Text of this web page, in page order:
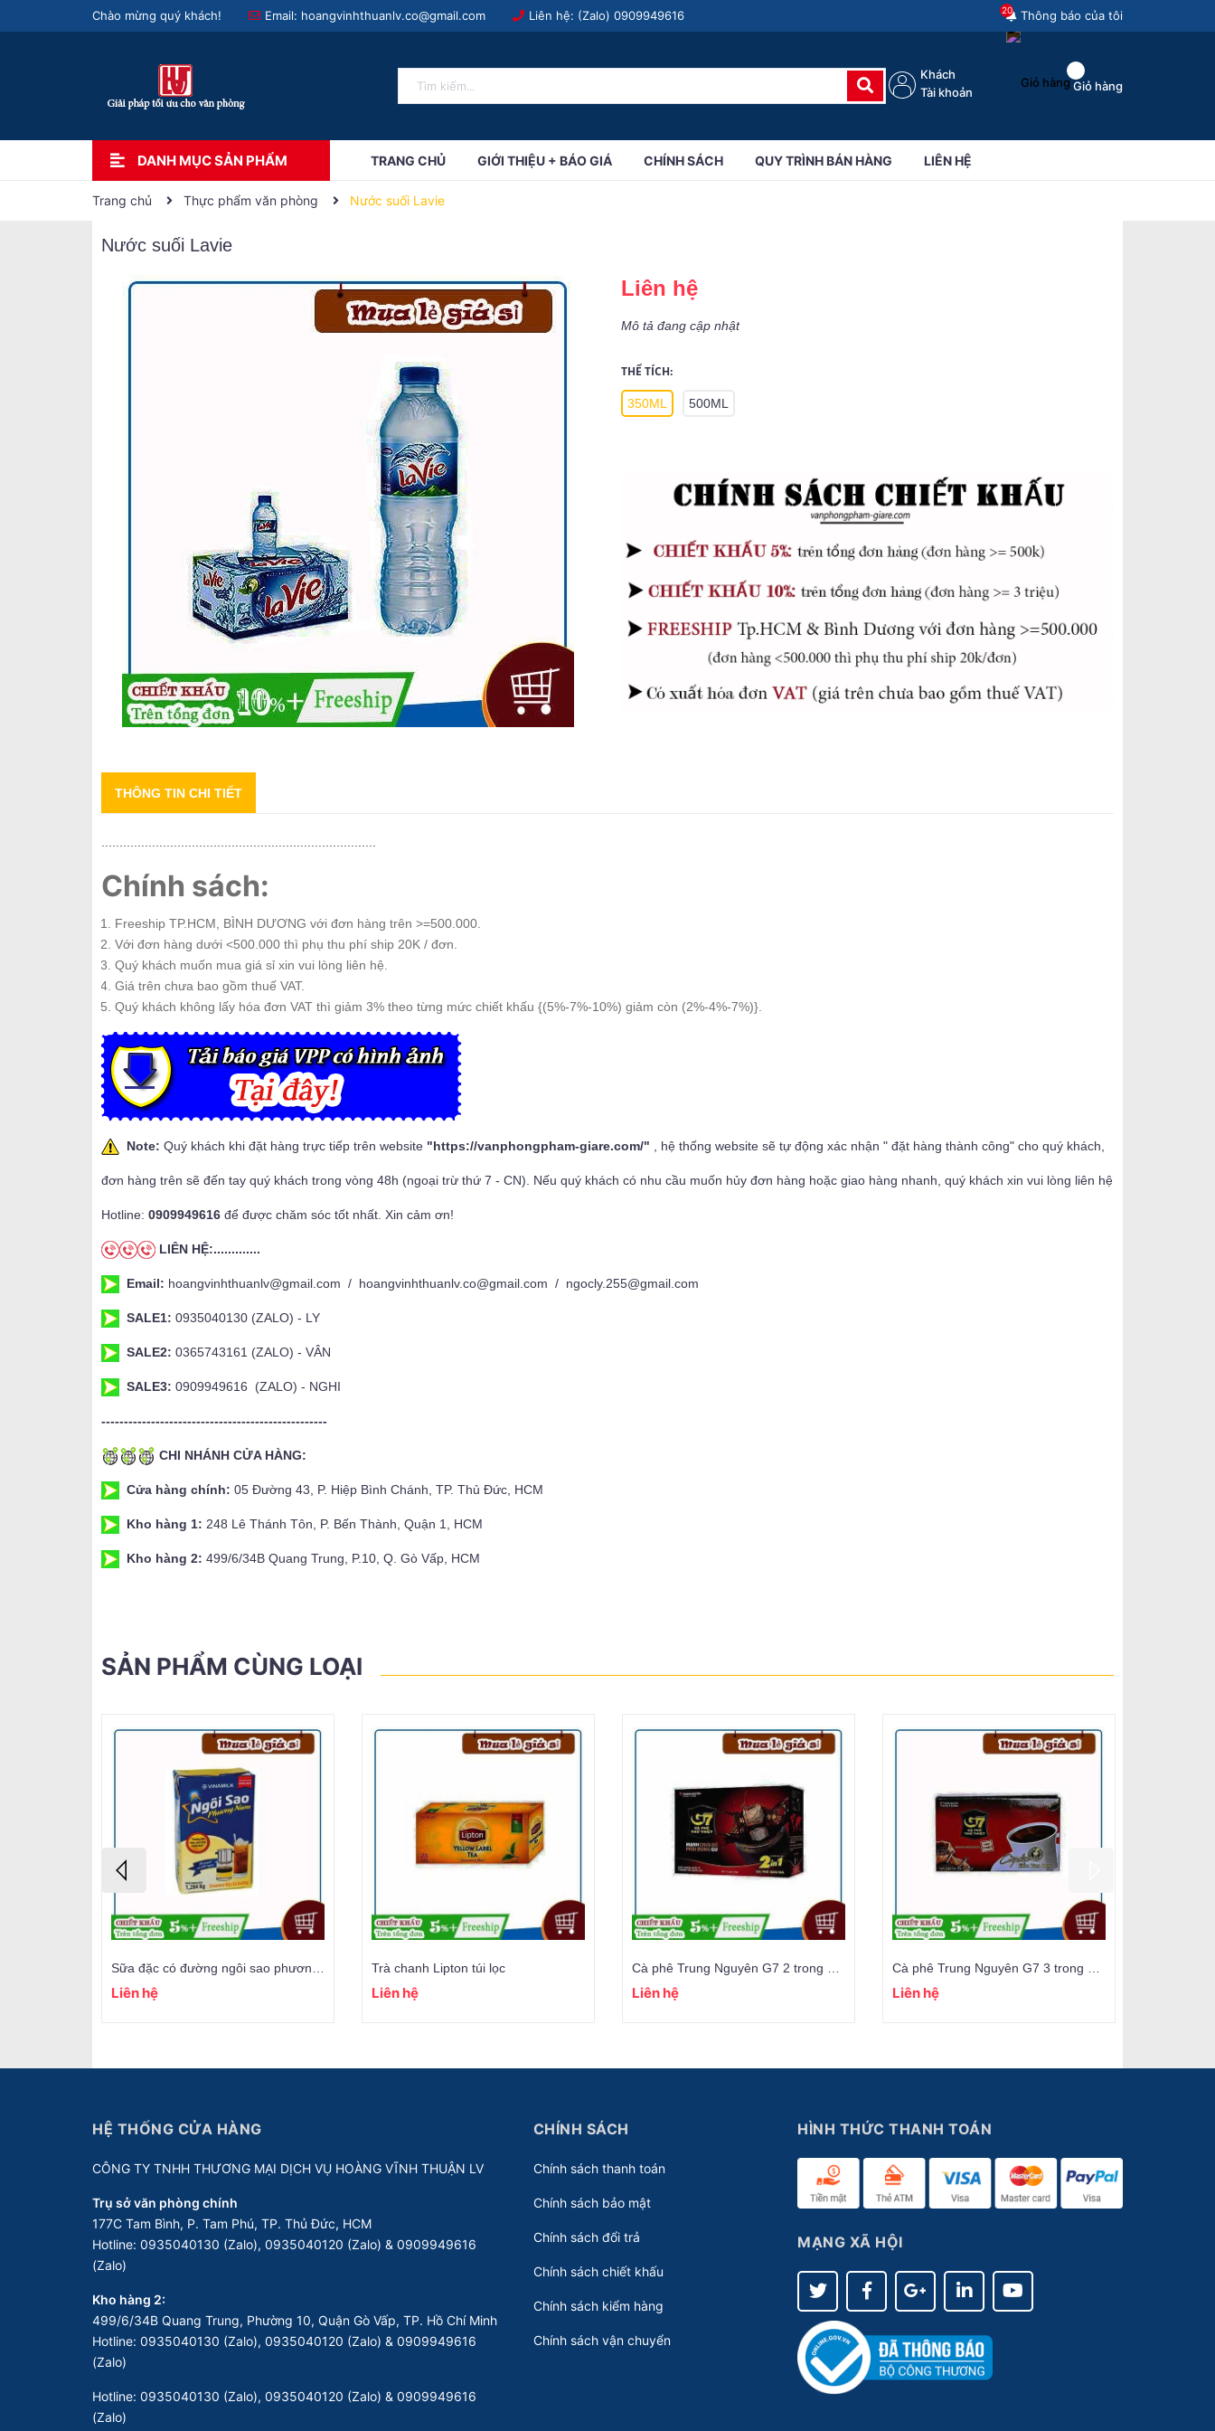
Chào mừng quý khách! Email: hoangvinhthuanlv.co@gmail.com Liên hệ: (Zalo) 0909949616 Thông báo của tôi
20
Giỏ hàng
Khách
Tài khoản
DANH MỤC SẢN PHẨM TRANG CHỦ GIỚI THIỆU + BÁO GIÁ CHÍNH SÁCH QUY TRÌNH BÁN HÀNG LIÊN HỆ
Trang chủ Thực phẩm văn phòng Nước suối Lavie
Nước suối Lavie
Liên hệ
Mô tả đang cập nhật
THỂ TÍCH:
350ML 500ML
THÔNG TIN CHI TIẾT
Chính sách:
Freeship TP.HCM, BÌNH DƯƠNG với đơn hàng trên >=500.000.
Với đơn hàng dưới <500.000 thì phụ thu phí ship 20K / đơn.
Quý khách muốn mua giá sỉ xin vui lòng liên hệ.
Giá trên chưa bao gồm thuế VAT.
Quý khách không lấy hóa đơn VAT thì giảm 3% theo từng mức chiết khấu {(5%-7%-10%) giảm còn (2%-4%-7%)}.
Note: Quý khách khi đặt hàng trực tiếp trên website "https://vanphongpham-giare.com/" , hệ thống website sẽ tự động xác nhận " đặt hàng thành công" cho quý khách,
đơn hàng trên sẽ đến tay quý khách trong vòng 48h (ngoại trừ thứ 7 - CN). Nếu quý khách có nhu cầu muốn hủy đơn hàng hoặc giao hàng nhanh, quý khách xin vui lòng liên hệ
Hotline: 0909949616 để được chăm sóc tốt nhất. Xin cảm ơn!
LIÊN HỆ:.............
Email: hoangvinhthuanlv@gmail.com / hoangvinhthuanlv.co@gmail.com / ngocly.255@gmail.com
SALE1: 0935040130 (ZALO) - LY
SALE2: 0365743161 (ZALO) - VÂN
SALE3: 0909949616 (ZALO) - NGHI
--------------------------------------------------
CHI NHÁNH CỬA HÀNG:
Cửa hàng chính: 05 Đường 43, P. Hiệp Bình Chánh, TP. Thủ Đức, HCM
Kho hàng 1: 248 Lê Thánh Tôn, P. Bến Thành, Quận 1, HCM
Kho hàng 2: 499/6/34B Quang Trung, P.10, Q. Gò Vấp, HCM
SẢN PHẨM CÙNG LOẠI
Liên hệ
Trà chanh Lipton túi lọc
Liên hệ Liên hệ Liên hệ
HỆ THỐNG CỬA HÀNG
CÔNG TY TNHH THƯƠNG MẠI DỊCH VỤ HOÀNG VĨNH THUẬN LV
Trụ sở văn phòng chính
177C Tam Bình, P. Tam Phú, TP. Thủ Đức, HCM
Hotline: 0935040130 (Zalo), 0935040120 (Zalo) & 0909949616
(Zalo)
Kho hàng 2:
499/6/34B Quang Trung, Phường 10, Quận Gò Vấp, TP. Hồ Chí Minh
Hotline: 0935040130 (Zalo), 0935040120 (Zalo) & 0909949616
(Zalo)
Hotline: 0935040130 (Zalo), 0935040120 (Zalo) & 0909949616
(Zalo)
CHÍNH SÁCH
Chính sách thanh toán
Chính sách bảo mật
Chính sách đổi trả
Chính sách chiết khấu
Chính sách kiểm hàng
Chính sách vận chuyển
HÌNH THỨC THANH TOÁN
MẠNG XÃ HỘI